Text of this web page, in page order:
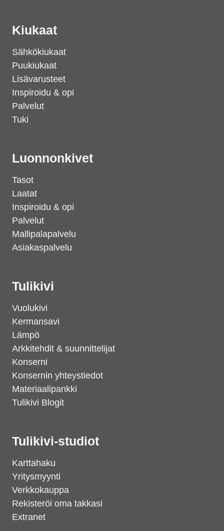
Kiukaat
Sähkökiukaat
Puukiukaat
Lisävarusteet
Inspiroidu & opi
Palvelut
Tuki
Luonnonkivet
Tasot
Laatat
Inspiroidu & opi
Palvelut
Mallipalapalvelu
Asiakaspalvelu
Tulikivi
Vuolukivi
Kermansavi
Lämpö
Arkkitehdit & suunnittelijat
Konserni
Konsernin yhteystiedot
Materiaalipankki
Tulikivi Blogit
Tulikivi-studiot
Karttahaku
Yritysmyynti
Verkkokauppa
Rekisteröi oma takkasi
Extranet